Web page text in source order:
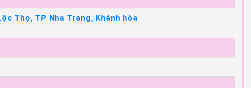
Thọ, TP Nha Trang, Khánh hòa